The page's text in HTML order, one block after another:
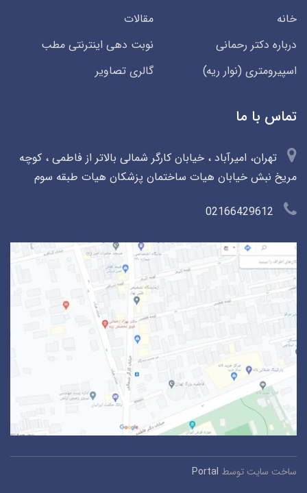
خانه
مقالات
درباره دکتر رحمانی
نوبت دهی اینترنتی مطب
اسپیرومتری (نوار ریه)
گالری تصاویر
تماس با ما
تهران، امیرآباد ، خیابان کارگر شمالی بالاتر از فاطمی ، کوچه
مریخ نبش خیابان هیات ساختمان پزشکان هیات طبقه سوم
ساخت سایت توسط Portal